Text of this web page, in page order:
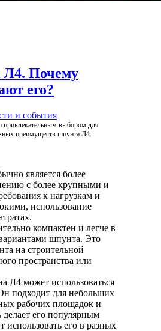
Л4. Почему
его?
и события
привлекательным выбором для
преимуществ шпунта Л4:
является более
с более крупными и
к нагрузкам и
использование
компактен и легче в
шпунта. Это
на строительной
пространства или
Л4 может использоваться
подходит для небольших
рабочих площадок и
делает его популярным
использовать его в разных